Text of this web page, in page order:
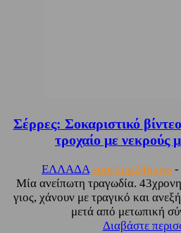
Σέρρες: Σοκαριστικό
τροχαίο με νεκρούς
ΕΛΛΑΔΑ sporting24news -
Μία ανείπωτη τραγωδία.
γιος, χάνουν με τραγικό και
μετά από μετωπική
Διαβάστε